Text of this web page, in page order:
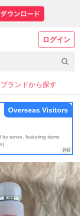
ログイン
ブランドから探す
by tenso, featuring items
Overseas Visitors